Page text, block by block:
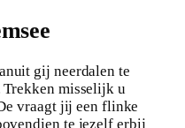
gij neerdalen te
misselijk u
vraagt ​​jij een flinke
te jezelf erbij